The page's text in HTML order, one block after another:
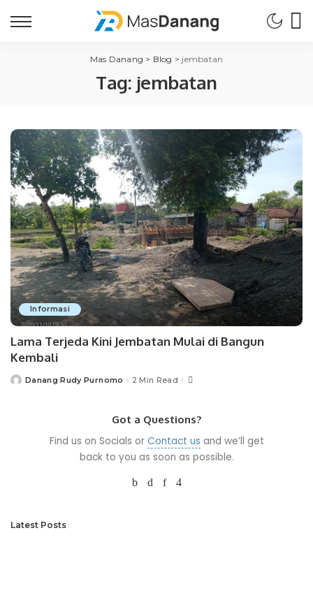
Mas Danang > Blog > jembatan
Tag: jembatan
Informasi
Lama Terjeda Kini Jembatan Mulai di Bangun
Kembali
PostedDanang Rudy Purnomo 2 Min Read
Got a Questions?
Find us on Socials or Contact us and we’ll get
back to you as soon as possible.
Latest Posts